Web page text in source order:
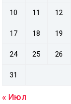
10 11 12
17 18 19
24 25 26
31
« Июл